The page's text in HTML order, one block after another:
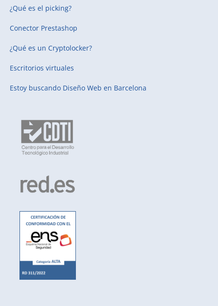
¿Qué es el picking?
Conector Prestashop
¿Qué es un Cryptolocker?
Escritorios virtuales
Estoy buscando Diseño Web en Barcelona